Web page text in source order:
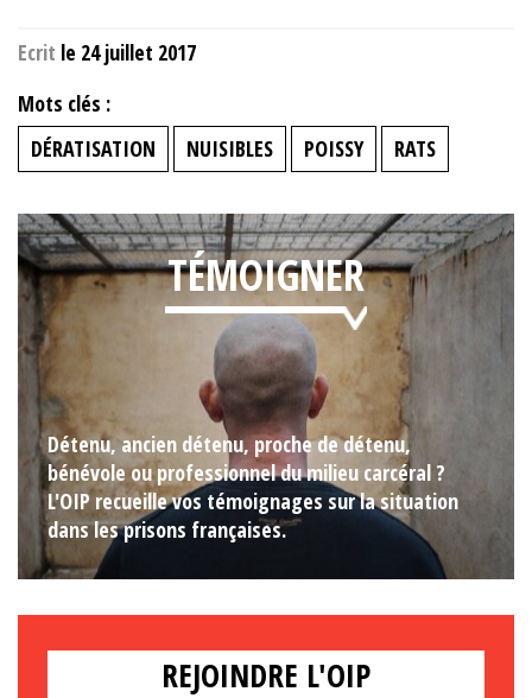
Ecrit le 24 juillet 2017
Mots clés :
DÉRATISATION
NUISIBLES POISSY RATS
TÉMOIGNER
Détenu, ancien détenu, proche de détenu,
bénévole ou professionnel du milieu carcéral ?
L'OIP recueille vos témoignages sur la situation
dans les prisons françaises.
REJOINDRE L'OIP